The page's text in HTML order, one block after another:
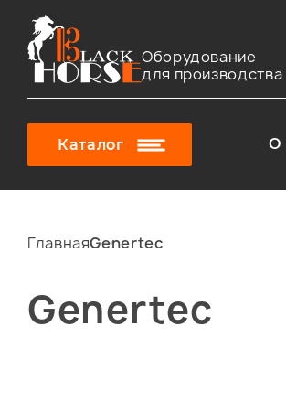
Оборудование
для производства
Каталог О
ГлавнаяGenertec
Genertec